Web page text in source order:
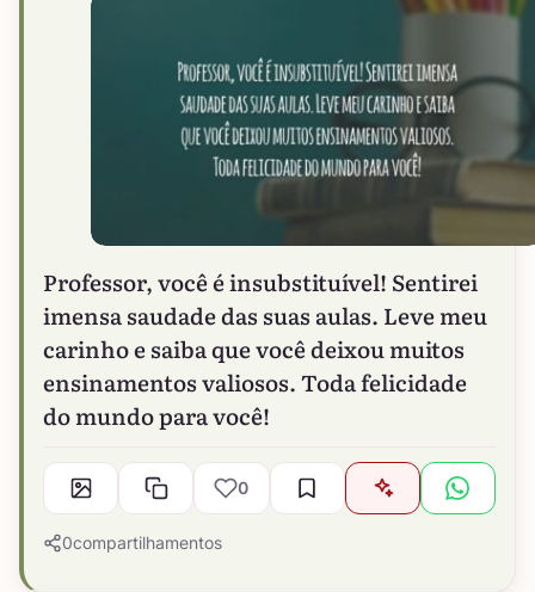
Professor, você é insubstituível! Sentirei
imensa saudade das suas aulas. Leve meu
carinho e saiba que você deixou muitos
ensinamentos valiosos. Toda felicidade
do mundo para você!
0
0compartilhamentos